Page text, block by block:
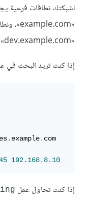
لشبكتك نطاقات فرعية
«dev.example.com».
إذا كنت تريد البحث في
. example. com
192.168. 8.10
إذا كنت تحاول عمل